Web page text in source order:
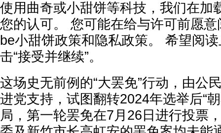
使用曲奇或小甜饼等科技，我们在加
您的认可。 您可能在给与许可前愿
be小甜饼政策和隐私政策。 希望阅
击“接受并继续”。
这场史无前例的“大罢免”行动，由公
进党支持，试图翻转2024年选举后“
局，第一轮罢免在7月26日进行投票